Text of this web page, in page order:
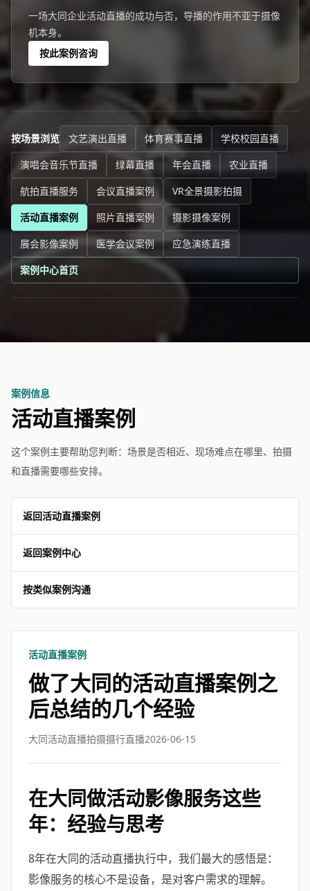
一场大同企业活动直播的成功与否，导播的作用不亚于摄像
机本身。
按此案例咨询
按场景浏览 文艺演出直播 体育赛事直播
学校校园直播
演唱会音乐节直播
绿幕直播 年会直播
农业直播
航拍直播服务
会议直播案例
VR全景摄影拍摄
活动直播案例
照片直播案例
摄影摄像案例
展会影像案例
医学会议案例
应急演练直播
案例中心首页
案例信息
活动直播案例
这个案例主要帮助您判断：场景是否相近、现场难点在哪里、拍摄
和直播需要哪些安排。
返回活动直播案例
返回案例中心
按类似案例沟通
活动直播案例
做了大同的活动直播案例之
后总结的几个经验
大同活动直播拍摄摄行直播2026-06-15
在大同做活动影像服务这些
年：经验与思考
8年在大同的活动直播执行中，我们最大的感悟是：
影像服务的核心不是设备，是对客户需求的理解。